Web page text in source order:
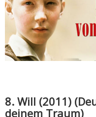
8. Will (2011)
deinem Traum)